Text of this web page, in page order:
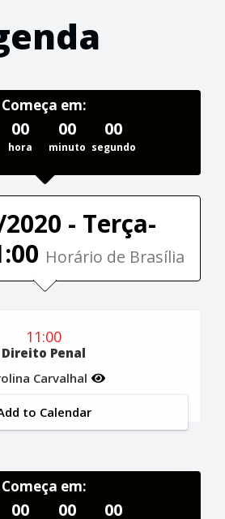
Começa em:
00
hora
00
minuto
00
segundo
- Terça-
Horário de Brasília
11:00
Direito Penal
Carvalhal
to Calendar
Começa em:
00 00 00